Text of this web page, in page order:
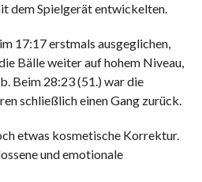
dem Spielgerät entwickelten.
17:17 erstmals ausgeglichen,
Bälle weiter auf hohem Niveau,
Beim 28:23 (51.) war die
schließlich einen Gang zurück.
etwas kosmetische Korrektur.
und emotionale